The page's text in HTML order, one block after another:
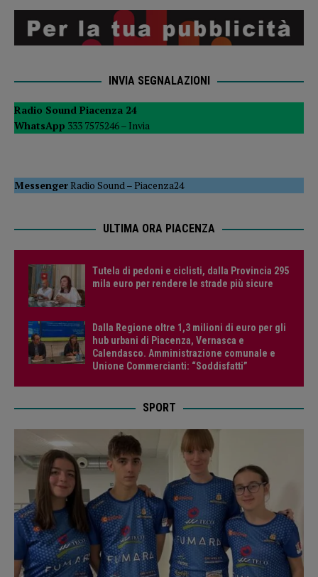
INVIA SEGNALAZIONI
Radio Sound Piacenza 24
WhatsApp 333 7575246 – Invia
MessengerRadio Sound–Piacenza24
ULTIMA ORA PIACENZA
Tutela di pedoni e ciclisti, dalla Provincia 295
mila euro per rendere le strade più sicure
Dalla Regione oltre 1,3 milioni di euro per gli
hub urbani di Piacenza, Vernasca e
Calendasco. Amministrazione comunale e
Unione Commercianti: “Soddisfatti”
SPORT